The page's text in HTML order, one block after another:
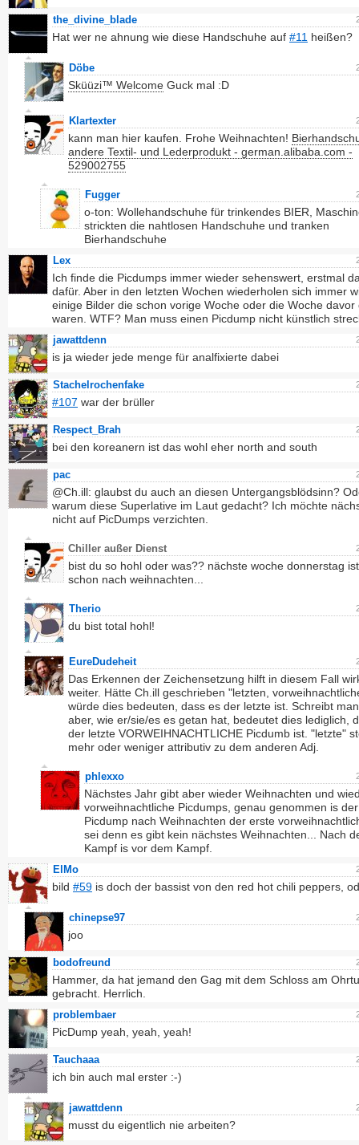
the_divine_blade
Hat wer ne ahnung wie diese Handschuhe auf #11 heißen?
Döbe
Sküüzi™ Welcome Guck mal :D
Klartexter
kann man hier kaufen. Frohe Weihnachten!
andere Textil- und Lederprodukt - german.alibaba.com -
529002755
Fugger
o-ton: Wollehandschuhe für trinkendes BIER,
strickten die nahtlosen Handschuhe und tranken
Bierhandschuhe
Lex
Ich finde die Picdumps immer wieder sehenswert, erstmal
dafür. Aber in den letzten Wochen wiederholen sich immer
einige Bilder die schon vorige Woche oder die Woche davor
waren. WTF? Man muss einen Picdump nicht künstlich
jawattdenn
is ja wieder jede menge für analfixierte dabei
Stachelrochenfake
#107 war der brüller
Respect_Brah
bei den koreanern ist das wohl eher north and south
pac
@Ch.ill: glaubst du auch an diesen Untergangsblödsinn?
warum diese Superlative im Laut gedacht? Ich möchte
nicht auf PicDumps verzichten.
Chiller außer Dienst
bist du so hohl oder was?? nächste woche donnerstag
schon nach weihnachten...
Therio
du bist total hohl!
EureDudeheit
Das Erkennen der Zeichensetzung hilft in diesem Fall
weiter. Hätte Ch.ill geschrieben "letzten,
würde dies bedeuten, dass es der letzte ist. Schreibt
aber, wie er/sie/es es getan hat, bedeutet dies lediglich,
der letzte VORWEIHNACHTLICHE Picdumb ist. "letzte"
mehr oder weniger attributiv zu dem anderen Adj.
phlexxo
Nächstes Jahr gibt aber wieder Weihnachten und
vorweihnachtliche Picdumps, genau genommen is
Picdump nach Weihnachten der erste
sei denn es gibt kein nächstes Weihnachten... Nach
Kampf is vor dem Kampf.
ElMo
bild #59 is doch der bassist von den red hot chili peppers,
chinepse97
joo
bodofreund
Hammer, da hat jemand den Gag mit dem Schloss am
gebracht. Herrlich.
problembaer
PicDump yeah, yeah, yeah!
Tauchaaa
ich bin auch mal erster :-)
jawattdenn
musst du eigentlich nie arbeiten?